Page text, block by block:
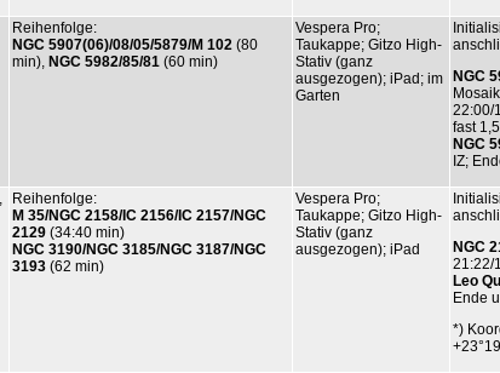
Reihenfolge:
NGC 5907(06)/08/05/5879/M 102 (80
min), NGC 5982/85/81 (60 min)
Vespera Pro;
Taukappe; Gitzo High-
Stativ (ganz
ausgezogen); iPad; im
Garten
NGC
22:00/
fast
NGC
IZ;
Reihenfolge:
M 35/NGC 2158/IC 2156/IC 2157/NGC
2129 (34:40 min)
NGC 3190/NGC 3185/NGC 3187/NGC
3193 (62 min)
Vespera Pro;
Taukappe; Gitzo High-
Stativ (ganz
ausgezogen); iPad
NGC
21:22/
Leo
Ende
*)